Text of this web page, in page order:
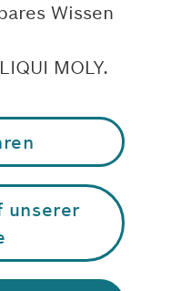
Wissen
MOLY.
unserer